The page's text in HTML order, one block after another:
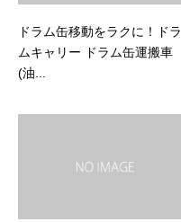
ドラム缶移動をラクに！ドラ
ムキャリー ドラム缶運搬車
(油...